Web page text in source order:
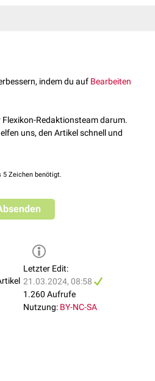
indem du auf Bearbeiten
Redaktionsteam darum.
uns, den Artikel schnell und
5 Zeichen benötigt.
Letzter Edit:
21.03.2024, 08:58
1.260 Aufrufe
Nutzung: BY-NC-SA